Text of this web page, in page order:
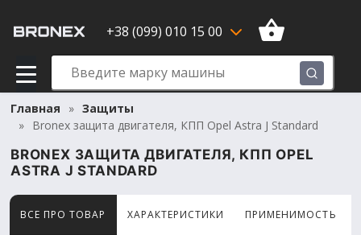
+38 (099) 010 15 00
Главная
Защиты
Bronex защита двигателя, КПП Opel Astra J Standard
BRONEX ЗАЩИТА ДВИГАТЕЛЯ, КПП OPEL
ASTRA J STANDARD
ВСЕ ПРО ТОВАР ХАРАКТЕРИСТИКИ ПРИМЕНИМОСТЬ
Товар просматривают сейчас 6 человек